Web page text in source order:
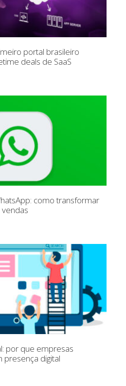
portal brasileiro
deals de SaaS
como transformar
por que empresas
presença digital